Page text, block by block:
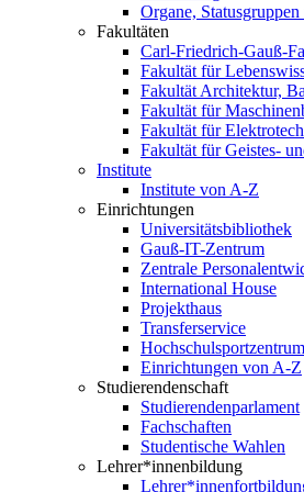
Organe,
Fakultäten
Carl-Friedrich-Gauß-
Fakultät für
Fakultät Architektur,
Fakultät für
Fakultät für
Fakultät für Geistes-
Institute
Institute von A-Z
Einrichtungen
Universitätsbibliothek
Gauß-IT-Zentrum
Zentrale
International House
Projekthaus
Transferservice
Hochschulsportzentrum
Einrichtungen von A-Z
Studierendenschaft
Studierendenparlament
Fachschaften
Studentische Wahlen
Lehrer*innenbildung